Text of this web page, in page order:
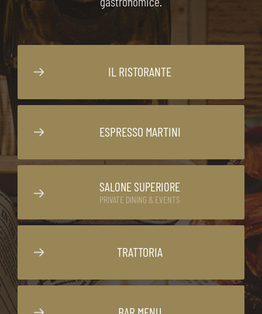
IL RISTORANTE
ESPRESSO MARTINI
SALONE SUPERIORE
PRIVATE DINING & EVENTS
TRATTORIA